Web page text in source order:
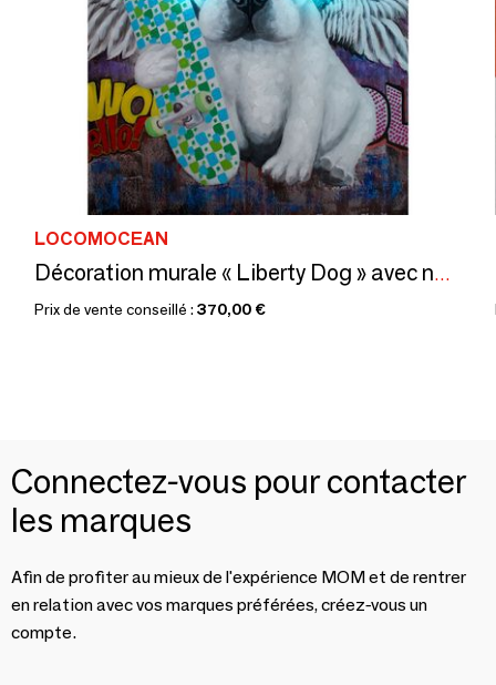
LOCOMOCEAN
Décoration murale « Liberty Dog » avec néon LED - Petite
Prix de vente conseillé : 370,00 €
Connectez-vous pour contacter
les marques
Afin de profiter au mieux de l'expérience MOM et de rentrer
en relation avec vos marques préférées, créez-vous un
compte.